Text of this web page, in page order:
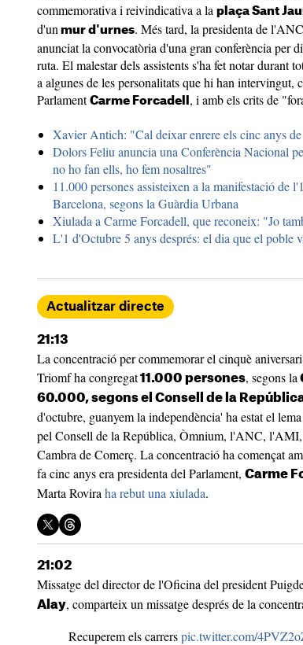
commemorativa i reivindicativa a la plaça Sant
d'un mur d'urnes. Més tard, la presidenta de
anunciat la convocatòria d'una gran conferència per
ruta. El malestar dels assistents s'ha fet notar durant
a algunes de les personalitats que hi han intervingut,
Parlament Carme Forcadell , i amb els crits de
Xavier Antich: "Cal deixar enrere els cinc anys
Dolors Feliu anuncia una Conferència Nacional
no ho fan ells, ho fem nosaltres"
11.000 persones assisteixen a la manifestació de
Barcelona, segons la Guàrdia Urbana
Xiulada a Carme Forcadell, que reconeix: "Jo
L'1 d'Octubre 5 anys després: el dia que el poble
Actualitzar directe
21:13
La concentració per commemorar el cinquè
Triomf ha congregat11.000 persones, segons la
60.000, segons el Consell de la
d'octubre, guanyem la independència' ha estat el
pel Consell de la República, Òmnium, l'ANC,
Cambra de Comerç. La concentració ha començat
fa cinc anys era presidenta del Parlament, Carme
Marta Rovira ha rebut una xiulada.
21:02
Missatge del director de l'Oficina del president
Alay, comparteix un missatge després de la
Recuperem els carrerspic.twitter.com/